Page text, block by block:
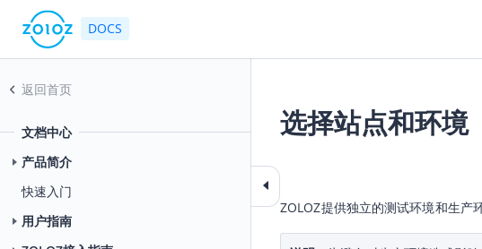
DOCS
返回首页
文档中心
产品简介
快速入门
用户指南
选择站点和环境
ZOLOZ提供独立的测试环境和生产